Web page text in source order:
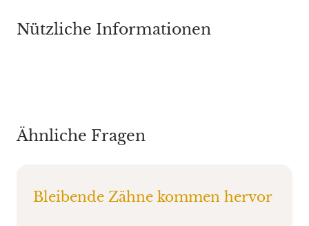
Nützliche Informationen
Ähnliche Fragen
Bleibende Zähne kommen hervor